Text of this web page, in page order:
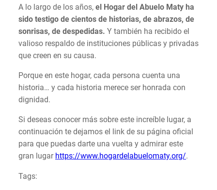
A lo largo de los años, el Hogar del Abuelo Maty ha
sido testigo de cientos de historias, de abrazos, de
sonrisas, de despedidas. Y también ha recibido el
valioso respaldo de instituciones públicas y privadas
que creen en su causa.
Porque en este hogar, cada persona cuenta una
historia… y cada historia merece ser honrada con
dignidad.
Si deseas conocer más sobre este increíble lugar, a
continuación te dejamos el link de su página oficial
para que puedas darte una vuelta y admirar este
gran lugar https://www.hogardelabuelomaty.org/.
Tags: